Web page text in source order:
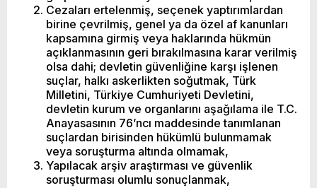
Cezaları ertelenmiş, seçenek yaptırımlardan
birine çevrilmiş, genel ya da özel af kanunları
kapsamına girmiş veya haklarında hükmün
açıklanmasının geri bırakılmasına karar verilmiş
olsa dahi; devletin güvenliğine karşı işlenen
suçlar, halkı askerlikten soğutmak, Türk
Milletini, Türkiye Cumhuriyeti Devletini,
devletin kurum ve organlarını aşağılama ile T.C.
Anayasasının 76’ncı maddesinde tanımlanan
suçlardan birisinden hükümlü bulunmamak
veya soruşturma altında olmamak,
Yapılacak arşiv araştırması ve güvenlik
soruşturması olumlu sonuçlanmak,